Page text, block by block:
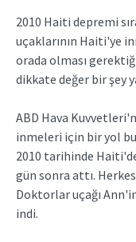
2010 Haiti depremi
uçaklarının Haiti'ye
orada olması
dikkate değer bir şey
ABD Hava
inmeleri için bir yol
2010 tarihinde
gün sonra attı.
Doktorlar uçağı
indi.